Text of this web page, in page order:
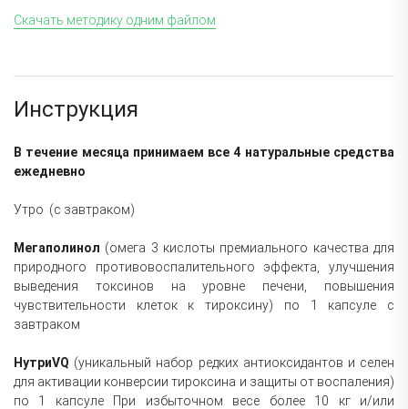
Скачать методику одним файлом
Инструкция
В течение месяца принимаем все 4 натуральные средства
ежедневно
Утро (с завтраком)
Мегаполинол (омега 3 кислоты премиального качества для
природного противовоспалительного эффекта, улучшения
выведения токсинов на уровне печени, повышения
чувствительности клеток к тироксину) по 1 капсуле с
завтраком
НутриVQ (уникальный набор редких антиоксидантов и селен
для активации конверсии тироксина и защиты от воспаления)
по 1 капсуле При избыточном весе более 10 кг и/или